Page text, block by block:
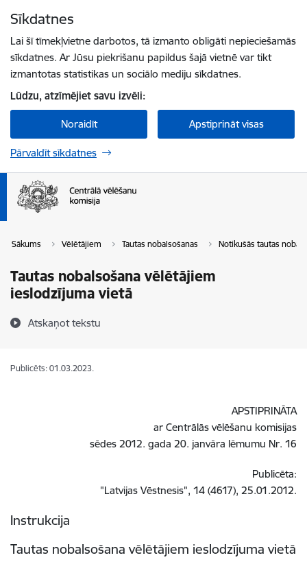
Sīkdatnes
Lai šī tīmekļvietne darbotos, tā izmanto obligāti nepieciešamās
sīkdatnes. Ar Jūsu piekrišanu papildus šajā vietnē var tikt
izmantotas statistikas un sociālo mediju sīkdatnes.
Lūdzu, atzīmējiet savu izvēli:
Noraidīt Apstiprināt visas
Pārvaldīt sīkdatnes
Sākums Vēlētājiem Tautas nobalsošanas Notikušās tautas
Tautas nobalsošana vēlētājiem
ieslodzījuma vietā
Atskaņot tekstu
Publicēts: 01.03.2023.
APSTIPRINĀTA
ar Centrālās vēlēšanu komisijas
sēdes 2012. gada 20. janvāra lēmumu Nr. 16
Publicēta:
"Latvijas Vēstnesis", 14 (4617), 25.01.2012.
Instrukcija
Tautas nobalsošana vēlētājiem ieslodzījuma vietā